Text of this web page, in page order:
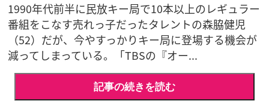
1990年代前半に民放キー局で10本以上のレギュラー
番組をこなす売れっ子だったタレントの森脇健児
（52）だが、今やすっかりキー局に登場する機会が
減ってしまっている。「TBSの『オー...
記事の続きを読む